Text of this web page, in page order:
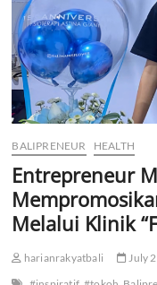
Bahagia
dengan
Anak
Panti
Asuhan
BALIPRENEUR HEALTH
Entrepreneur
Melalui Klinik
harianrakyatbali
July